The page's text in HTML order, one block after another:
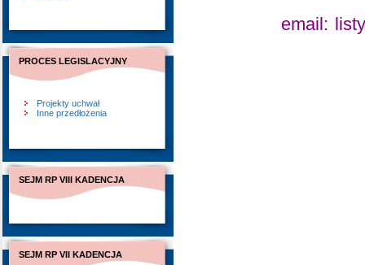
PROCES LEGISLACYJNY
Projekty uchwał
Inne przedłożenia
SEJM RP VIII KADENCJA
SEJM RP VII KADENCJA
email: